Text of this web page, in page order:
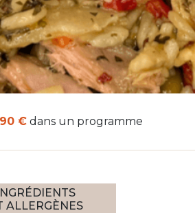
€ dans un programme
ALLERGÈNES